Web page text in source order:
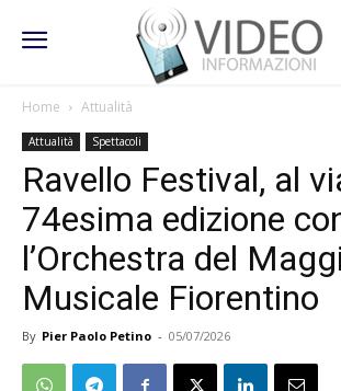
Home Attualità
Attualità Spettacoli
Ravello Festival, al
74esima edizione
l’Orchestra del
Musicale Fiorentino
By Pier Paolo Petino - 05/07/2026